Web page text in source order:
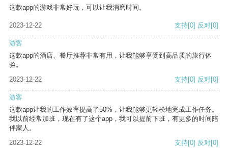
这款app的游戏非常好玩，可以让我消磨时间。
2023-12-22 支持[0] 反对[0]
游客
这款app的酒店、餐厅推荐非常有用，让我能够享受到高品质的旅行体
验。
2023-12-22
支持[0] 反对[0]
游客
这款app让我的工作效率提高了50%，让我能够更轻松地完成工作任务。
我以前经常加班，现在有了这个app，我可以提前下班，有更多的时间陪
伴家人。
2023-12-22
支持[0] 反对[0]